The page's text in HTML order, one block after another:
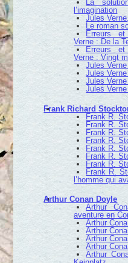
La
l’imagination
Jules
Le roman
Erreurs
Verne : De la
Erreurs
Verne : Vingt
Jules
Jules
Jules
Jules
Frank Richard
Frank R.
Frank R.
Frank R.
Frank R.
Frank R.
Frank R.
Frank R.
Frank R.
l’homme qui
Arthur Conan Doyle
Arthur
aventure en
Arthur
Arthur
Arthur
Arthur
Arthur